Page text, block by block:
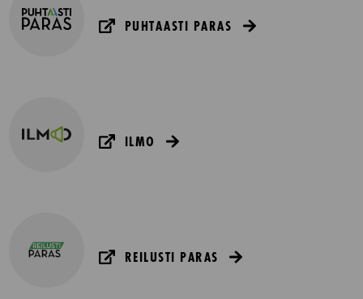
PUHTAASTI PARAS
ILMO
REILUSTI PARAS